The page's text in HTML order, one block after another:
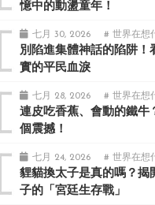
憶中的動盪童年！
七月 30, 2026 # 世界在想
別陷進集體神話的陷阱！
實的平民血淚
七月 28, 2026 # 世界在想
連皮吃香蕉、會動的鐵牛
個震撼！
七月 24, 2026 # 世界在想
貍貓換太子是真的嗎？揭
子的「宮廷生存戰」